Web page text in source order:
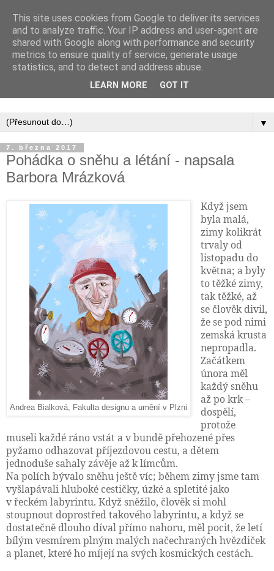
Inspirujte se tím, co píší posluchači kurzů a co se na nich
▼
7. března 2017
Pohádka o sněhu a létání - napsala
Barbora Mrázková
Andrea Bialková, Fakulta designu a umění v Plzni
Když jsem
byla malá,
zimy kolikrát
trvaly od
listopadu do
května; a byly
to těžké zimy,
tak těžké, až
se člověk divil,
že se pod nimi
zemská krusta
nepropadla.
Začátkem
února měl
každý sněhu
až po krk –
dospělí,
protože
museli každé ráno vstát a v bundě přehozené přes
pyžamo odhazovat příjezdovou cestu, a dětem
jednoduše sahaly závěje až k límcům.
Na polích bývalo sněhu ještě víc; během zimy jsme tam
vyšlapávali hluboké cestičky, úzké a spletité jako
v řeckém labyrintu. Když sněžilo, člověk si mohl
stoupnout doprostřed takového labyrintu, a když se
dostatečně dlouho díval přímo nahoru, měl pocit, že letí
bílým vesmírem plným malých načechraných hvězdiček
a planet, které ho míjejí na svých kosmických cestách.
This site uses cookies from Google to deliver its services
and to analyze traffic. Your IP address and user-agent are
shared with Google along with performance and security
metrics to ensure quality of service, generate usage
statistics, and to detect and address abuse.
LEARN MORE GOT IT